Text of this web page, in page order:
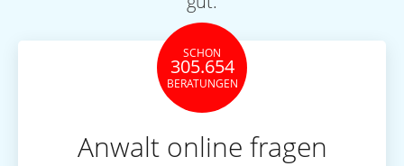
SCHON
305.654
BERATUNGEN
Anwalt online fragen